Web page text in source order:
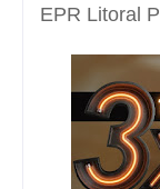
EPR Litoral